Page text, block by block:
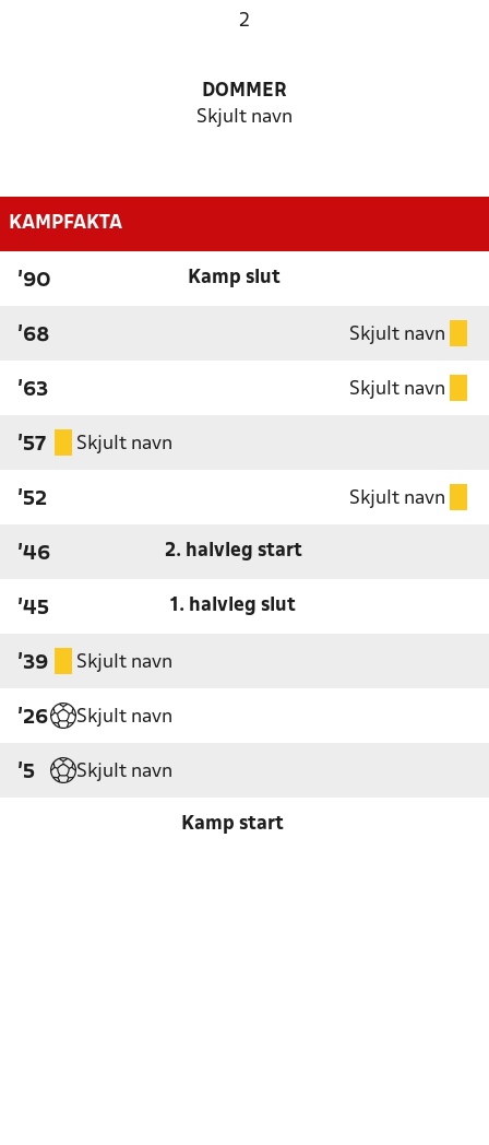
2
DOMMER
Skjult navn
KAMPFAKTA
'90 Kamp slut
'68 Skjult navn
'63 Skjult navn
'57 Skjult navn
'52 Skjult navn
'46 2. halvleg start
'45 1. halvleg slut
'39 Skjult navn
'26 Skjult navn
'5 Skjult navn
Kamp start